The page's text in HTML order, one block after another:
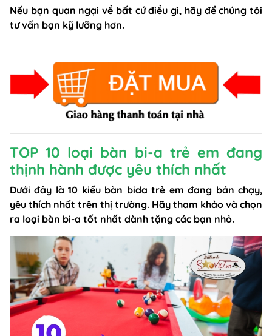
Nếu bạn quan ngại về bất cứ điều gì, hãy để chúng tôi
tư vấn bạn kỹ lưỡng hơn.
TOP 10 loại bàn bi-a trẻ em đang
thịnh hành được yêu thích nhất
Dưới đây là 10 kiểu bàn bida trẻ em đang bán chạy,
yêu thích nhất trên thị trường. Hãy tham khảo và chọn
ra loại bàn bi-a tốt nhất dành tặng các bạn nhỏ.